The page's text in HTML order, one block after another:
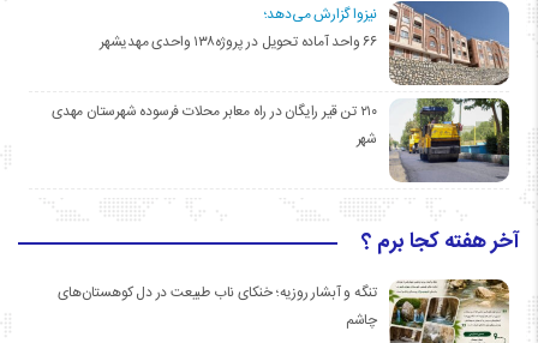
نیزوا گزارش می‌دهد؛
۶۶ واحد آماده تحویل در پروژه۱۳۸ واحدی مهدیشهر
۲۱۰ تن قیر رایگان در راه معابر محلات فرسوده شهرستان مهدی
شهر
آخر هفته کجا برم ؟
تنگه و آبشار روزیه؛ خنکای ناب طبیعت در دل کوهستان‌های
چاشم